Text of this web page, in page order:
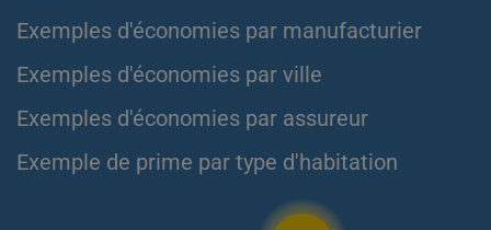
Exemples d'économies par manufacturier
Exemples d'économies par ville
Exemples d'économies par assureur
Exemple de prime par type d'habitation